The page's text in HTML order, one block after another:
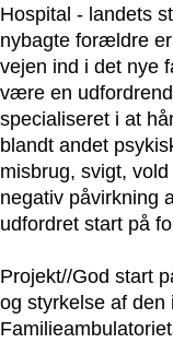
Hospital - landets
nybagte forældre
vejen ind i det nye
være en
specialiseret i at
blandt andet
misbrug, svigt,
negativ påvirkning
udfordret start på
Projekt//God start
og styrkelse af den